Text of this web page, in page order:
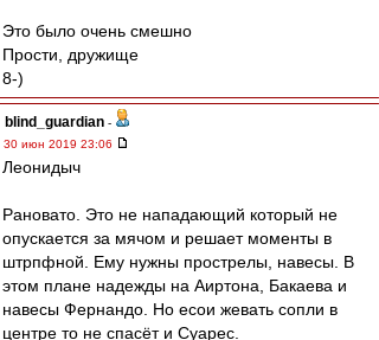
Это было очень смешно
Прости, дружище
8-)
blind_guardian -
30 июн 2019 23:06
Леонидыч
Рановато. Это не нападающий который не
опускается за мячом и решает моменты в
штрпфной. Ему нужны прострелы, навесы. В
этом плане надежды на Аиртона, Бакаева и
навесы Фернандо. Но есои жевать сопли в
центре то не спасёт и Суарес.